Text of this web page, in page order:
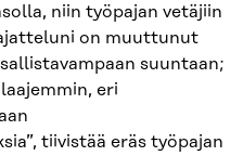
niin työpajan vetäjiin
on muuttunut
suuntaan;
eri
tiivistää eräs työpajan